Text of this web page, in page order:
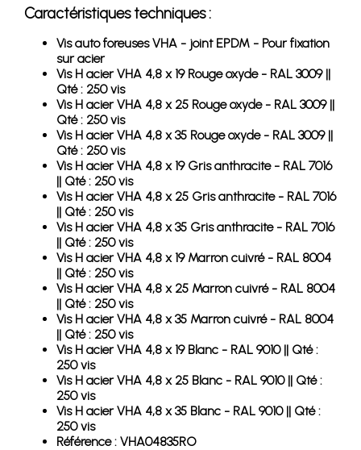
Caractéristiques techniques :
Vis auto foreuses VHA - joint EPDM - Pour fixation
sur acier
Vis H acier VHA 4,8 x 19 Rouge oxyde - RAL 3009 ||
Qté : 250 vis
Vis H acier VHA 4,8 x 25 Rouge oxyde - RAL 3009 ||
Qté : 250 vis
Vis H acier VHA 4,8 x 35 Rouge oxyde - RAL 3009 ||
Qté : 250 vis
Vis H acier VHA 4,8 x 19 Gris anthracite - RAL 7016
|| Qté : 250 vis
Vis H acier VHA 4,8 x 25 Gris anthracite - RAL 7016
|| Qté : 250 vis
Vis H acier VHA 4,8 x 35 Gris anthracite - RAL 7016
|| Qté : 250 vis
Vis H acier VHA 4,8 x 19 Marron cuivré - RAL 8004
|| Qté : 250 vis
Vis H acier VHA 4,8 x 25 Marron cuivré - RAL 8004
|| Qté : 250 vis
Vis H acier VHA 4,8 x 35 Marron cuivré - RAL 8004
|| Qté : 250 vis
Vis H acier VHA 4,8 x 19 Blanc - RAL 9010 || Qté :
250 vis
Vis H acier VHA 4,8 x 25 Blanc - RAL 9010 || Qté :
250 vis
Vis H acier VHA 4,8 x 35 Blanc - RAL 9010 || Qté :
250 vis
Référence : VHA04835RO